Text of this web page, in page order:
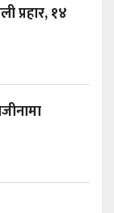
प्रहार, १४